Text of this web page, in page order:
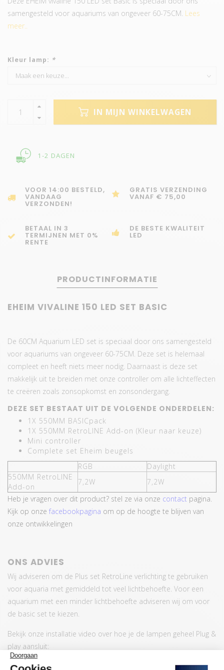
samengesteld voor aquariums van ongeveer 60-75CM. Lees
meer..
Kleur lamp: *
IN MIJN WINKELWAGEN
1-2 DAGEN
VOOR 14:00 BESTELD,
VANDAAG
VERZONDEN!
GRATIS VERZENDING
VANAF € 75,00
BETAAL IN 3
TERMIJNEN MET 0%
RENTE
DE BESTE KWALITEIT
LED
PRODUCTINFORMATIE
EHEIM VIVALINE 150 LED SET BASIC
De 60CM Aquarium LED set is speciaal door ons samengesteld
voor aquariums van ongeveer 60-75CM. Deze set is helemaal
compleet en heeft niets meer nodig. Daarnaast is deze set
makkelijk uit te breiden met onze controller om alle lichteffecten
te creëren zoals zonsopkomst en zonsondergang.
DEZE SET BESTAAT UIT DE VOLGENDE ONDERDELEN:
1X 550MM BASICpack
1X 550MM RetroLINE Add-on (Kleur naar keuze)
Mini controller
Complete set Eheim beugels
RGB
Daylight
550MM RetroLINE
Add-on
7,2W
7,2W
Heb je vragen over dit product? stel ze via onze contact pagina.
Kijk op onze facebookpagina om op de hoogte te blijven van
onze ontwikkelingen
ONS ADVIES
Wij adviseren om de Plus set RetroLine verlichting te gebruiken
voor aquaria met gemiddeld tot veel lichtbehoefte. Voor een
aquarium met een minder lichtbehoefte adviseren wij om voor
de basic set te kiezen.
Bekijk onze installatie video over hoe je de lampen geheel Plug &
play aansluit: